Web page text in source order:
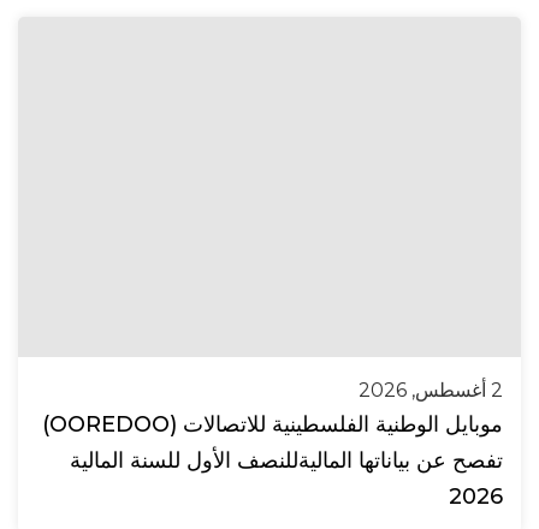
2 أغسطس, 2026
موبايل الوطنية الفلسطينية للاتصالات (OOREDOO)
تفصح عن بياناتها الماليةللنصف الأول للسنة المالية
2026